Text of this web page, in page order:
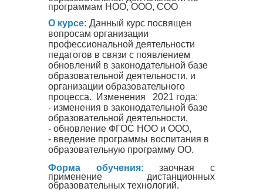
программам НОО, ООО, СОО
О курсе: Данный курс посвящен
вопросам организации
профессиональной деятельности
педагогов в связи с появлением
обновлений в законодательной базе
образовательной деятельности, и
организации образовательного
процесса. Изменения 2021 года:
- изменения в законодательной базе
образовательной деятельности,
- обновление ФГОС НОО и ООО,
- введение программы воспитания в
образовательную программу ОО.
Форма обучения: заочная с
применение дистанционных
образовательных технологий.